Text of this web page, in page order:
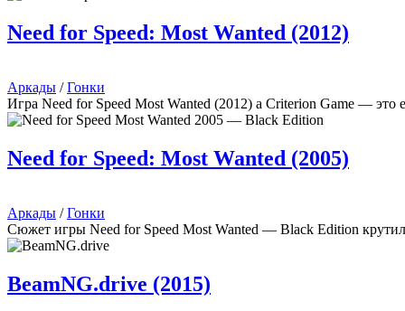
Need for Speed: Most Wanted (2012)
Аркады /Гонки
Игра Need for Speed Most Wanted (2012) a Criterion Game — это
Need for Speed: Most Wanted (2005)
Аркады /Гонки
Сюжет игры Need for Speed Most Wanted — Black Edition
BeamNG.drive (2015)